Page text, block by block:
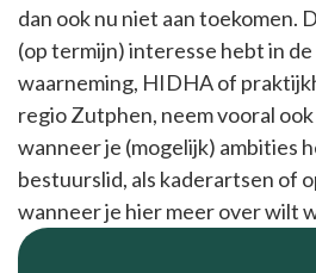
dan ook nu niet aan toekomen.
(op termijn) interesse hebt in
waarneming, HIDHA of
regio Zutphen, neem vooral
wanneer je (mogelijk) ambities
bestuurslid, als kaderartsen of
wanneer je hier meer over wilt